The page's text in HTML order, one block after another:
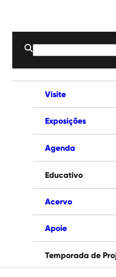
Buscar
por:
Visite
Exposições
Agenda
Educativo
Acervo
Apoie
Temporada de